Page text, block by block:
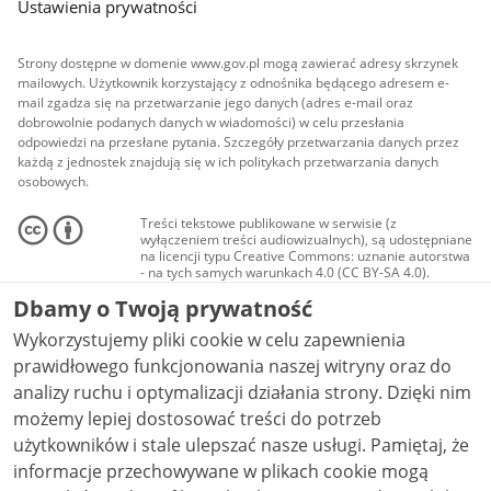
Ustawienia prywatności
Strony dostępne w domenie www.gov.pl mogą zawierać adresy skrzynek
mailowych. Użytkownik korzystający z odnośnika będącego adresem e-
mail zgadza się na przetwarzanie jego danych (adres e-mail oraz
dobrowolnie podanych danych w wiadomości) w celu przesłania
odpowiedzi na przesłane pytania. Szczegóły przetwarzania danych przez
każdą z jednostek znajdują się w ich politykach przetwarzania danych
osobowych.
Treści tekstowe publikowane w serwisie (z
wyłączeniem treści audiowizualnych), są udostępniane
na licencji typu Creative Commons: uznanie autorstwa
- na tych samych warunkach 4.0 (CC BY-SA 4.0).
Materiały audiowizualne, w tym zdjęcia, materiały
audio i wideo, są udostępniane na licencji typu
Creative Commons: uznanie autorstwa użycie
niekomercyjne - bez utworów zależnych 4.0 (CC BY-
NC-ND 4.0), o ile nie jest to stwierdzone inaczej.
Dbamy o Twoją prywatność
Wykorzystujemy pliki cookie w celu zapewnienia
prawidłowego funkcjonowania naszej witryny oraz do
analizy ruchu i optymalizacji działania strony. Dzięki nim
możemy lepiej dostosować treści do potrzeb
użytkowników i stale ulepszać nasze usługi. Pamiętaj, że
informacje przechowywane w plikach cookie mogą